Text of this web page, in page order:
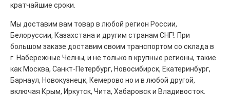
кратчайшие сроки.
Мы доставим вам товар в любой регион России,
Белоруссии, Казахстана и другим странам СНГ!. При
большом заказе доставим своим транспортом со склада в
г. Набережные Челны, и не только в крупные регионы, такие
как Москва, Санкт-Петербург, Новосибирск, Екатеринбург,
Барнаул, Новокузнецк, Кемерово но и в любой другой,
включая Крым, Иркутск, Чита, Хабаровск и Владивосток.